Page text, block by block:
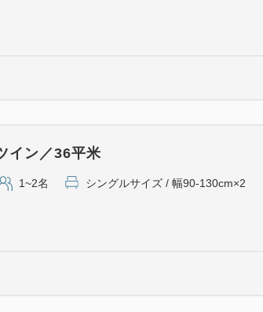
イン／36平米
1~2名 シングルサイズ / 幅90-130cm×2